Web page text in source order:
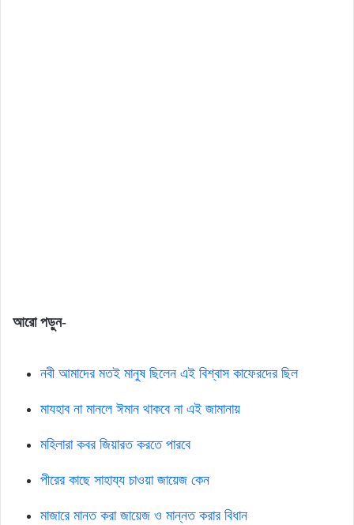
আরো পড়ুন-
নবী আমাদের মতই মানুষ ছিলেন এই বিশ্বাস কাফেরদের ছিল
মাযহাব না মানলে ঈমান থাকবে না এই জামানায়
মহিলারা কবর জিয়ারত করতে পারবে
পীরের কাছে সাহায্য চাওয়া জায়েজ কেন
মাজারে মানত করা জায়েজ ও মান্নত করার বিধান